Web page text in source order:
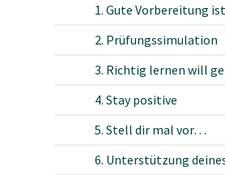
1. Gute Vorbereitung
2. Prüfungssimulation
3. Richtig lernen will
4. Stay positive
5. Stell dir mal vor…
6. Unterstützung